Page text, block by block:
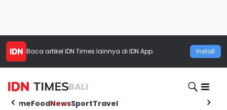
Baca artikel IDN Times lainnya di IDN App Install
BALI
HomeFoodNewsSportTravel